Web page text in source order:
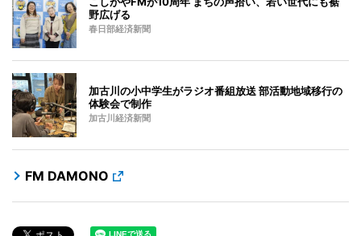
野広げる
春日部経済新聞
加古川の小中学生がラジオ番組放送 部活動地域移行の
体験会で制作
加古川経済新聞
FM DAMONO